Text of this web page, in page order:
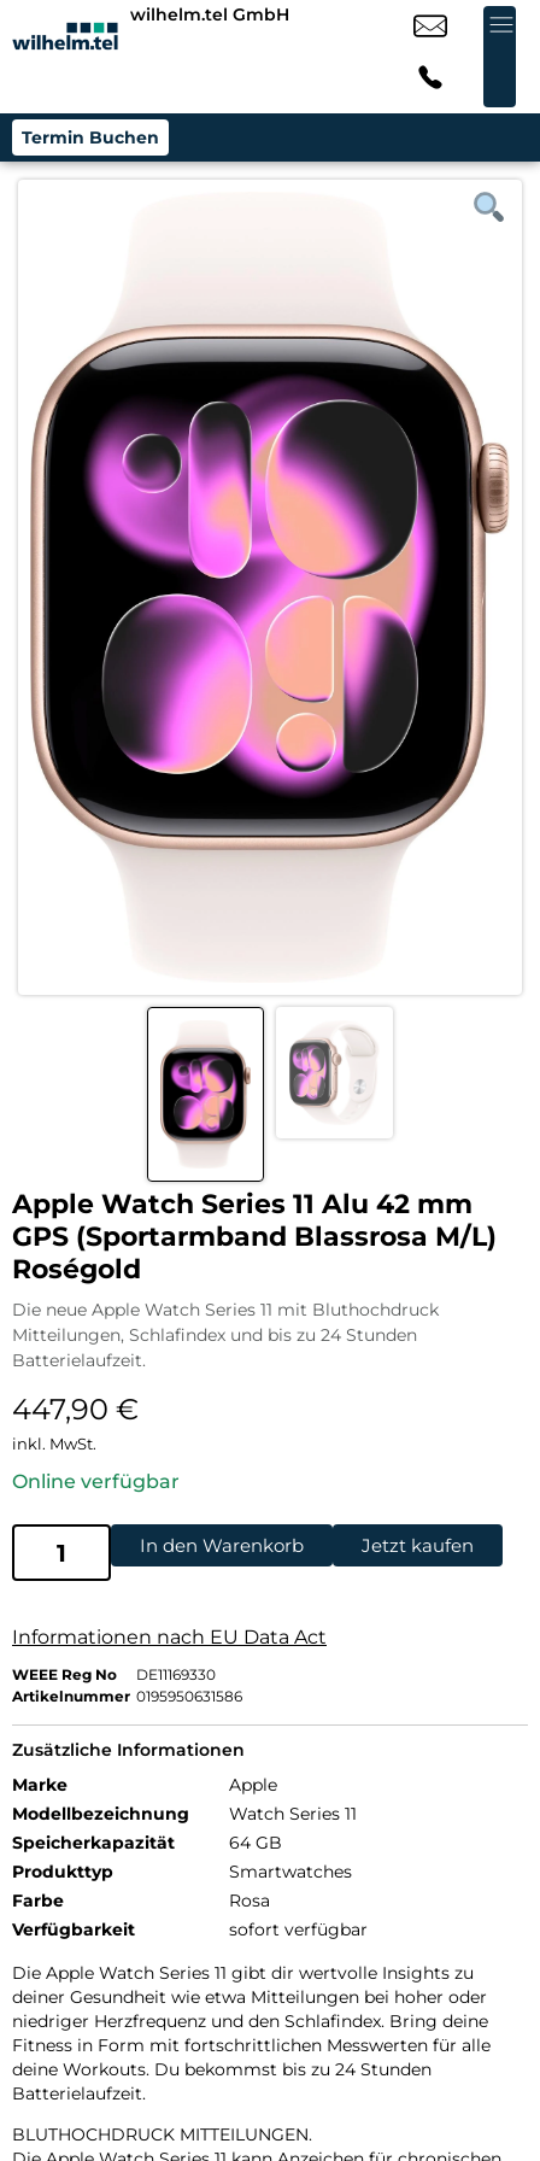
wilhelm.tel GmbH
Termin Buchen
Apple Watch Series 11 Alu 42 mm
GPS (Sportarmband Blassrosa M/L)
Roségold
Die neue Apple Watch Series 11 mit Bluthochdruck
Mitteilungen, Schlafindex und bis zu 24 Stunden
Batterielaufzeit.
447,90 €
inkl. MwSt.
Online verfügbar
In den Warenkorb Jetzt kaufen
Informationen nach EU Data Act
WEEE Reg No
DE11169330
Artikelnummer 0195950631586
Zusätzliche Informationen
Marke
Apple
Modellbezeichnung
Watch Series 11
Speicherkapazität
64 GB
Produkttyp
Smartwatches
Farbe
Rosa
Verfügbarkeit
sofort verfügbar
Die Apple Watch Series 11 gibt dir wertvolle Insights zu
deiner Gesundheit wie etwa Mitteilungen bei hoher oder
niedriger Herzfrequenz und den Schlafindex. Bring deine
Fitness in Form mit fortschrittlichen Messwerten für alle
deine Workouts. Du bekommst bis zu 24 Stunden
Batterielaufzeit.
BLUTHOCHDRUCK MITTEILUNGEN.